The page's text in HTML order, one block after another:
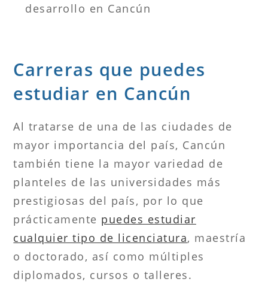
desarrollo en Cancún
Carreras que puedes
estudiar en Cancún
Al tratarse de una de las ciudades de
mayor importancia del país, Cancún
también tiene la mayor variedad de
planteles de las universidades más
prestigiosas del país, por lo que
prácticamente puedes estudiar
cualquier tipo de licenciatura, maestría
o doctorado, así como múltiples
diplomados, cursos o talleres.